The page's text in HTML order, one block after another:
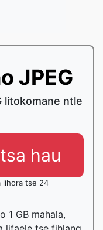
JPEG
litokomane ntle
hau
lihora tse 24
1 GB mahala,